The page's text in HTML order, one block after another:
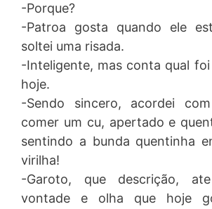
-Porque?
-Patroa gosta quando ele
soltei uma risada.
-Inteligente, mas conta qual
hoje.
-Sendo sincero, acordei
comer um cu, apertado e
sentindo a bunda quentinha
virilha!
-Garoto, que descrição,
vontade e olha que hoje